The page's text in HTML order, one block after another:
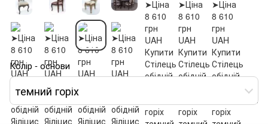
Колір - основи
темний горіх